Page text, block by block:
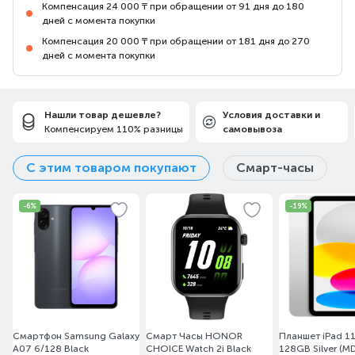
Хорошо выглядеть и хорошо себя чувствовать. Arctis
Nova 1 подходит для любой головы, имеет прочную,
лента равномерно распределяет вес.
Компенсация 24 000 ₸ при обращении от 91 дня до 180
дней с момента покупки
Компенсация 20 000 ₸ при обращении от 181 дня до 270
дней с момента покупки
Нашли товар дешевле?
Компенсируем 110% разницы
Условия доставки и
самовывоза
С этим товаром покупают Смарт-часы
-6%
Смартфон Samsung Galaxy
A07 6/128 Black
Смарт Часы HONOR
CHOICE Watch 2i Black
-19%
Планшет iPad
128GB Silver